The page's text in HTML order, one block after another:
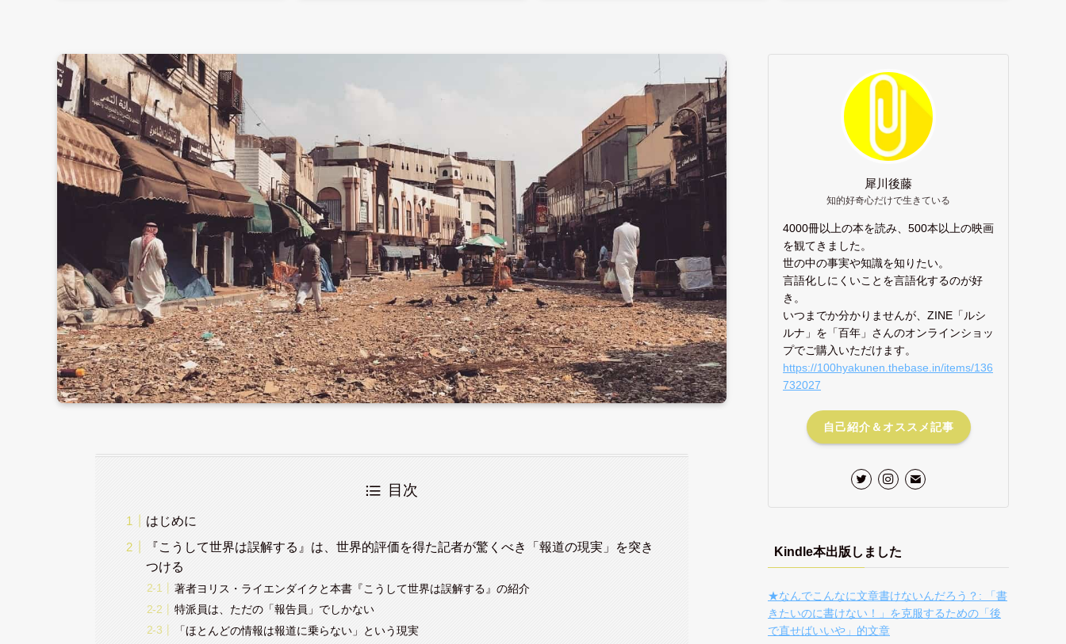
目次
はじめに
『こうして世界は誤解する』は、世界的評価を得た記者が驚くべき「報道の現実」を突き
つける
著者ヨリス・ライエンダイクと本書『こうして世界は誤解する』の紹介
特派員は、ただの「報告員」でしかない
「ほとんどの情報は報道に乗らない」という現実
犀川後藤
知的好奇心だけで生きている
4000冊以上の本を読み、500本以上の映画
を観てきました。
世の中の事実や知識を知りたい。
言語化しにくいことを言語化するのが好
き。
いつまでか分かりませんが、ZINE「ルシ
ルナ」を「百年」さんのオンラインショッ
プでご購入いただけます。
https://100hyakunen.thebase.in/items/136
732027
自己紹介＆オススメ記事
Kindle本出版しました
★なんでこんなに文章書けないんだろう？: 「書
きたいのに書けない！」を克服するための「後
で直せばいいや」的文章